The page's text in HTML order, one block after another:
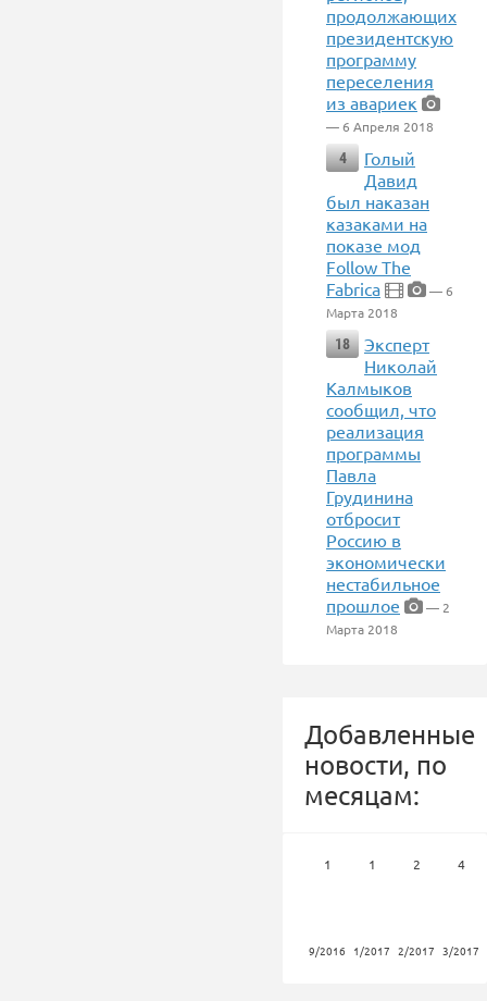
продолжающих
президентскую
программу
переселения
из авариек
— 6 Апреля 2018
4
Голый
Давид
был наказан
казаками на
показе мод
Follow The
Fabrica
— 6
Марта 2018
18
Эксперт
Николай
Калмыков
сообщил, что
реализация
программы
Павла
Грудинина
отбросит
Россию в
экономически
нестабильное
прошлое
— 2
Марта 2018
Добавленные
новости, по
месяцам:
1
9/2016
1
1/2017
2
2/2017
4
3/2017